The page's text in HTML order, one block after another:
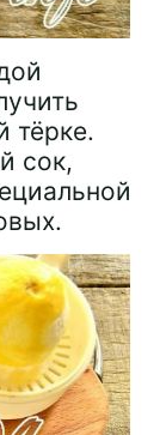
тёрке.
сок,